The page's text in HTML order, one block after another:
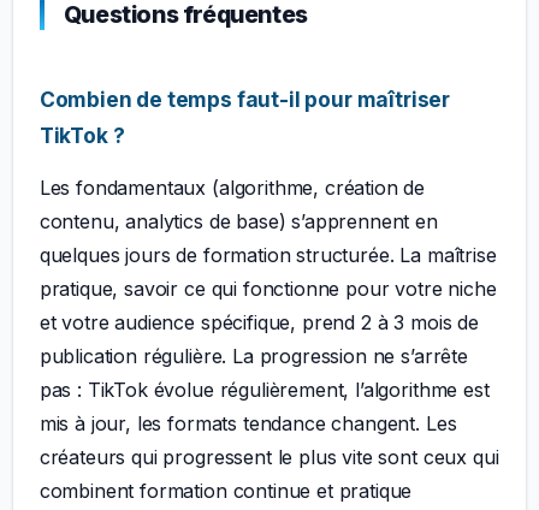
Questions fréquentes
Combien de temps faut-il pour maîtriser
TikTok ?
Les fondamentaux (algorithme, création de
contenu, analytics de base) s’apprennent en
quelques jours de formation structurée. La maîtrise
pratique, savoir ce qui fonctionne pour votre niche
et votre audience spécifique, prend 2 à 3 mois de
publication régulière. La progression ne s’arrête
pas : TikTok évolue régulièrement, l’algorithme est
mis à jour, les formats tendance changent. Les
créateurs qui progressent le plus vite sont ceux qui
combinent formation continue et pratique